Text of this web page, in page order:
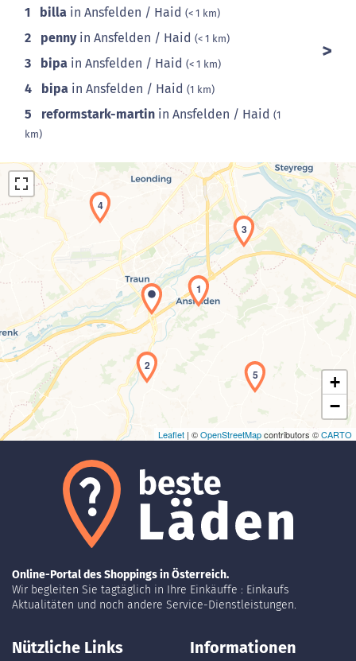
1 billa in Ansfelden / Haid (< 1 km)
2 pennyin Ansfelden / Haid (< 1 km)
3 bipa in Ansfelden / Haid (< 1 km)
4 bipa in Ansfelden / Haid (1 km)
5 reformstark-martin in Ansfelden / Haid (1
km)
Laden der Karte...
1
2
3
4
5
+
−
Leaflet | ©OpenStreetMapcontributors ©CARTO
Online-Portal des Shoppings in Österreich.
Wir begleiten Sie tagtäglich in Ihre Einkäuffe : Einkaufs
Aktualitäten und noch andere Service-Dienstleistungen.
Nützliche Links Informationen